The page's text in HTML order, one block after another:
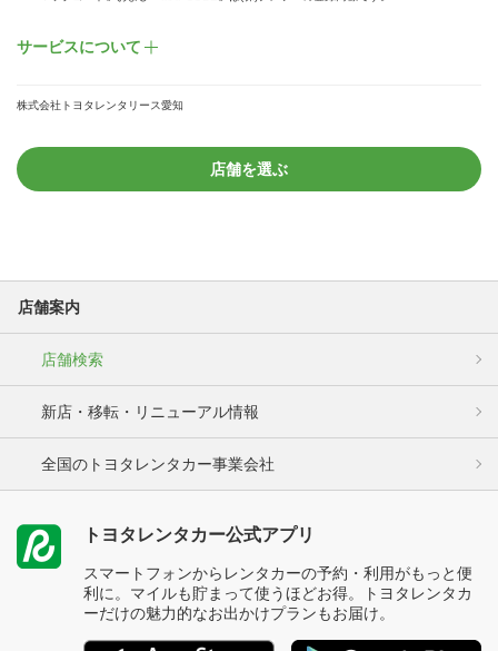
サービスについて
株式会社トヨタレンタリース愛知
店舗を選ぶ
店舗案内
店舗検索
新店・移転・リニューアル情報
全国のトヨタレンタカー事業会社
トヨタレンタカー公式アプリ
スマートフォンからレンタカーの予約・利用がもっと便
利に。マイルも貯まって使うほどお得。トヨタレンタカ
ーだけの魅力的なお出かけプランもお届け。